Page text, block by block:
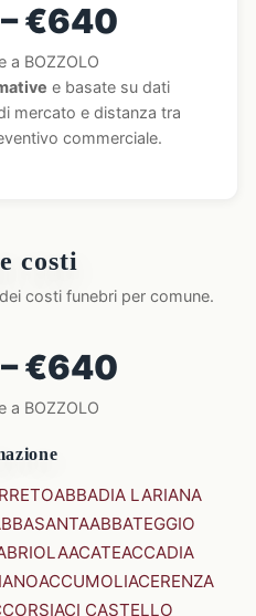
€640
a BOZZOLO
e basate su dati
mercato e distanza tra
commerciale.
costi
costi funebri per comune.
€640
a BOZZOLO
ABBADIA LARIANA
ABBATEGGIO
ACATEACCADIA
ACCUMOLIACERENZA
ACI CASTELLO